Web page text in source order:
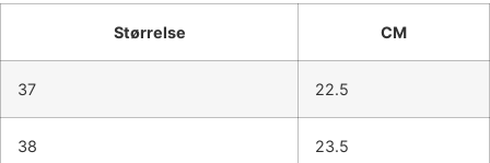
Størrelse CM
37 22.5
38 23.5